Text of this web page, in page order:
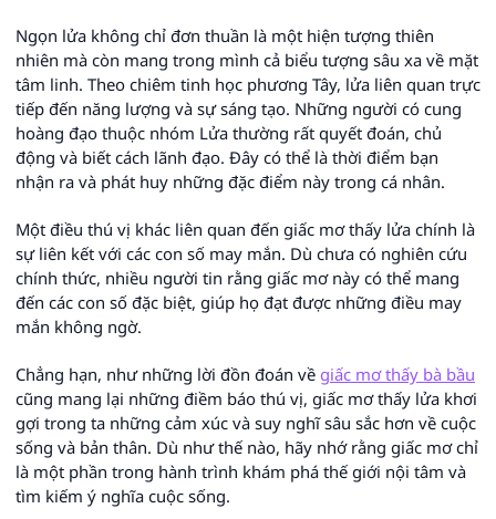
Ngọn lửa không chỉ đơn thuần là một hiện tượng thiên
nhiên mà còn mang trong mình cả biểu tượng sâu xa về mặt
tâm linh. Theo chiêm tinh học phương Tây, lửa liên quan trực
tiếp đến năng lượng và sự sáng tạo. Những người có cung
hoàng đạo thuộc nhóm Lửa thường rất quyết đoán, chủ
động và biết cách lãnh đạo. Đây có thể là thời điểm bạn
nhận ra và phát huy những đặc điểm này trong cá nhân.
Một điều thú vị khác liên quan đến giấc mơ thấy lửa chính là
sự liên kết với các con số may mắn. Dù chưa có nghiên cứu
chính thức, nhiều người tin rằng giấc mơ này có thể mang
đến các con số đặc biệt, giúp họ đạt được những điều may
mắn không ngờ.
Chẳng hạn, như những lời đồn đoán về giấc mơ thấy bà bầu
cũng mang lại những điềm báo thú vị, giấc mơ thấy lửa khơi
gợi trong ta những cảm xúc và suy nghĩ sâu sắc hơn về cuộc
sống và bản thân. Dù như thế nào, hãy nhớ rằng giấc mơ chỉ
là một phần trong hành trình khám phá thế giới nội tâm và
tìm kiếm ý nghĩa cuộc sống.